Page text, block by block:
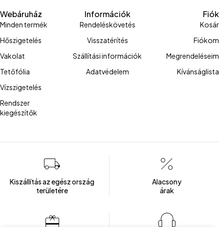
Webáruház
Minden termék
Hőszigetelés
Vakolat
Tetőfólia
Vízszigetelés
Rendszer
kiegészítők
Információk
Rendeléskövetés
Visszatérítés
Szállítási információk
Adatvédelem
Fiók
Kosár
Fiókom
Megrendeléseim
Kívánságlista
Kiszállítás az egész ország
területére
Alacsony
árak